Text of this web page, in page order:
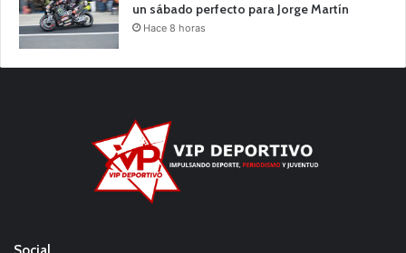
un sábado perfecto para Jorge Martín
Hace 8 horas